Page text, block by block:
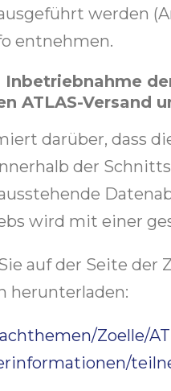
werden
entnehmen.
Inbetriebnahme
ATLAS-Versand
darüber, dass
der
wird mit einer
auf der Seite
herunterladen:
Zoelle/